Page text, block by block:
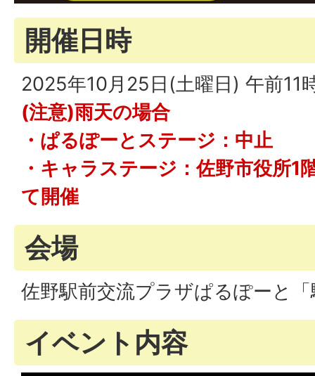
開催日時
2025年10月25日(土曜日) 午前11
(注意)雨天の場合
・ぱるぽーとステージ：中止
・キャラステージ：佐野市役所1
て開催
会場
佐野駅前交流プラザぱるぽーと
イベント内容